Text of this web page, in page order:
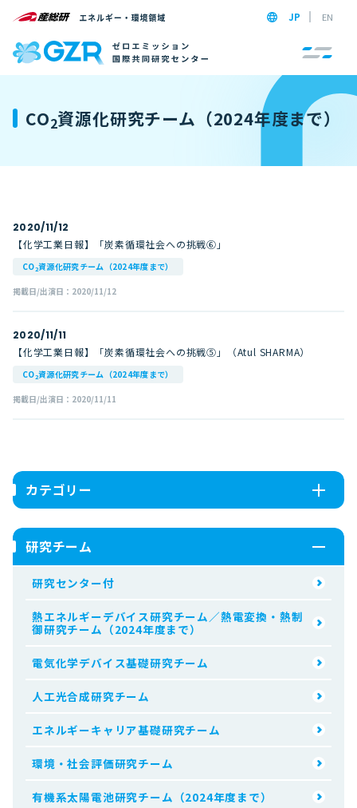
JP EN
CO2資源化研究チーム（2024年度まで）
2020/11/12
【化学工業日報】「炭素循環社会への挑戦⑥」
CO2資源化研究チーム（2024年度まで）
掲載日/出演日：2020/11/12
2020/11/11
【化学工業日報】「炭素循環社会への挑戦⑤」（Atul SHARMA）
CO2資源化研究チーム（2024年度まで）
掲載日/出演日：2020/11/11
カテゴリー
研究チーム
研究センター付
熱エネルギーデバイス研究チーム／熱電変換・熱制
御研究チーム（2024年度まで）
電気化学デバイス基礎研究チーム
人工光合成研究チーム
エネルギーキャリア基礎研究チーム
環境・社会評価研究チーム
有機系太陽電池研究チーム（2024年度まで）